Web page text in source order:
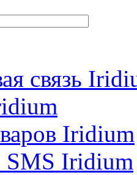
связь
Iridium
SMS Iridium